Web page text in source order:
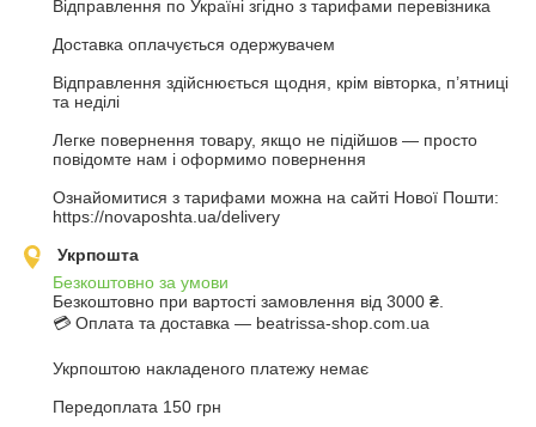
Відправлення по Україні згідно з тарифами перевізника
Доставка оплачується одержувачем
Відправлення здійснюється щодня, крім вівторка, п’ятниці
та неділі
Легке повернення товару, якщо не підійшов — просто
повідомте нам і оформимо повернення
Ознайомитися з тарифами можна на сайті Нової Пошти:
https://novaposhta.ua/delivery
Укрпошта
Безкоштовно за умови
Безкоштовно при вартості замовлення від 3000 ₴.
💳 Оплата та доставка — beatrissa-shop.com.ua
Укрпоштою накладеного платежу немає
Передоплата 150 грн